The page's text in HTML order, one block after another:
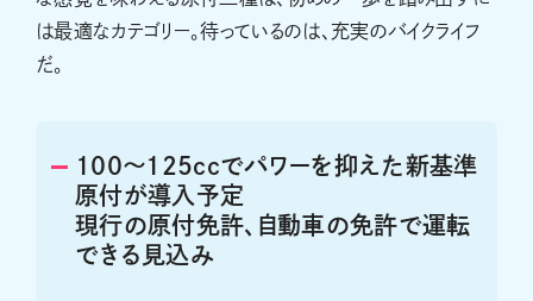
は最適なカテゴリー。待っているのは、充実のバイクライフ
だ。
100〜125ccでパワーを抑えた新基準
原付が導入予定
現行の原付免許、自動車の免許で運転
できる見込み